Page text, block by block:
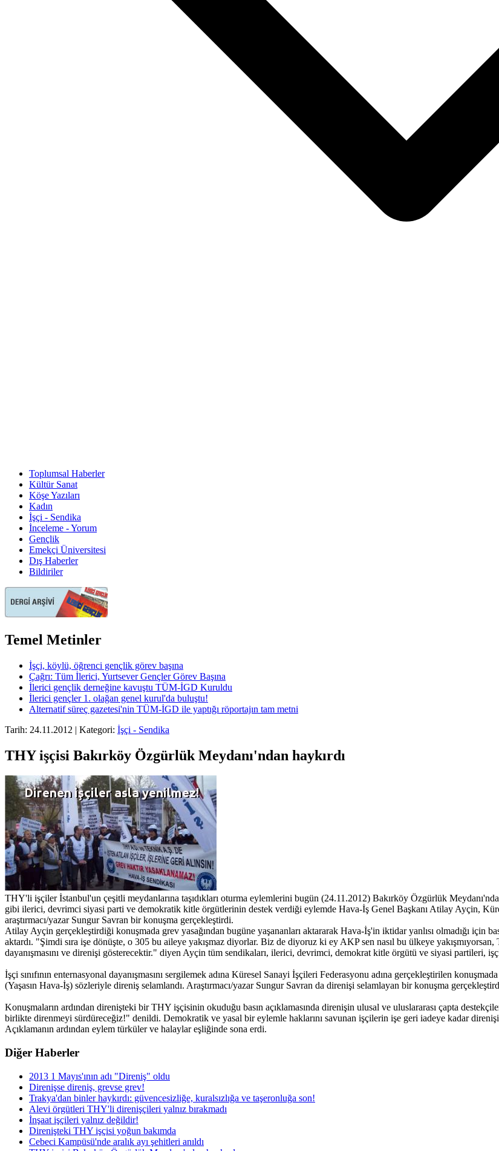
Toplumsal Haberler
Kültür Sanat
Köşe Yazıları
Kadın
İşçi - Sendika
İnceleme - Yorum
Gençlik
Emekçi Üniversitesi
Dış Haberler
Bildiriler
Temel Metinler
İşçi, köylü, öğrenci gençlik görev başına
Çağrı: Tüm İlerici, Yurtsever Gençler Görev Başına
İlerici gençlik derneğine kavuştu TÜM-İGD Kuruldu
İlerici gençler 1. olağan genel kurul'da buluştu!
Alternatif süreç gazetesi'nin TÜM-İGD ile yaptığı röportajın tam metni
Tarih: 24.11.2012 | Kategori: İşçi - Sendika
THY işçisi Bakırköy Özgürlük Meydanı'ndan haykırdı
THY'li işçiler İstanbul'un çeşitli meydanlarına taşıdıkları oturma eylemlerini bugün (24.11.2012) Bakırköy Özgürlük
gibi ilerici, devrimci siyasi parti ve demokratik kitle örgütlerinin destek verdiği eylemde Hava-İş Genel Başkanı Atilay Ayçin,
araştırmacı/yazar Sungur Savran bir konuşma gerçekleştirdi.
Atilay Ayçin gerçekleştirdiği konuşmada grev yasağından bugüne yaşananları aktararak Hava-İş'in iktidar yanlısı olmadığı için
aktardı. "Şimdi sıra işe dönüşte, o 305 bu aileye yakışmaz diyorlar. Biz de diyoruz ki ey AKP sen nasıl bu ülkeye
dayanışmasını ve direnişi gösterecektir." diyen Ayçin tüm sendikaları, ilerici, devrimci, demokrat kitle örgütü ve siyasi partileri, işçi
İşçi sınıfının enternasyonal dayanışmasını sergilemek adına Küresel Sanayi İşçileri Federasyonu adına gerçekleştirilen
(Yaşasın Hava-İş) sözleriyle direniş selamlandı. Araştırmacı/yazar Sungur Savran da direnişi selamlayan bir konuşma
Konuşmaların ardından direnişteki bir THY işçisinin okuduğu basın açıklamasında direnişin ulusal ve uluslararası çapta
birlikte direnmeyi sürdüreceğiz!" denildi. Demokratik ve yasal bir eylemle haklarını savunan işçilerin işe geri iadeye kadar
Açıklamanın ardından eylem türküler ve halaylar eşliğinde sona erdi.
Diğer Haberler
2013 1 Mayıs'ının adı "Direniş" oldu
Direnişse direniş, grevse grev!
Trakya'dan binler haykırdı: güvencesizliğe, kuralsızlığa ve taşeronluğa son!
Alevi örgütleri THY'li direnişçileri yalnız bırakmadı
İnşaat işçileri yalnız değildir!
Direnişteki THY işçisi yoğun bakımda
Cebeci Kampüsü'nde aralık ayı şehitleri anıldı